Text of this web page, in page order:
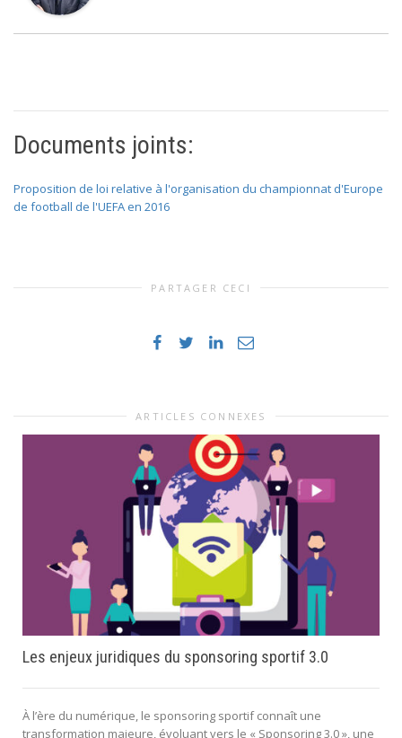
Documents joints:
Proposition de loi relative à l'organisation du championnat d'Europe
de football de l'UEFA en 2016
PARTAGER CECI
ARTICLES CONNEXES
Les enjeux juridiques du sponsoring sportif 3.0
À l’ère du numérique, le sponsoring sportif connaît une
transformation majeure, évoluant vers le « Sponsoring 3.0 », une